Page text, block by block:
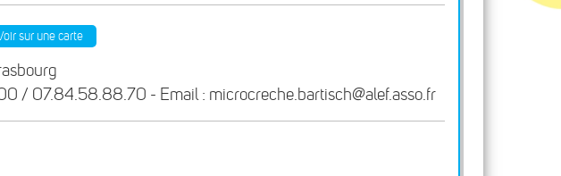
sur une carte
/ 07.84.58.88.70 - Email : microcreche.bartisch@alef.asso.fr